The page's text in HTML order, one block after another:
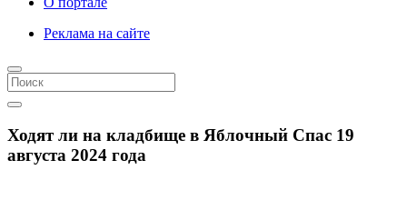
Реклама на сайте
Ходят ли на кладбище в Яблочный Спас 19
августа 2024 года